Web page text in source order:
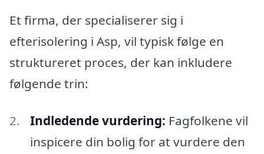
Et firma, der specialiserer sig i
efterisolering i Asp, vil typisk følge en
struktureret proces, der kan inkludere
følgende trin:
Indledende vurdering: Fagfolkene vil
inspicere din bolig for at vurdere den